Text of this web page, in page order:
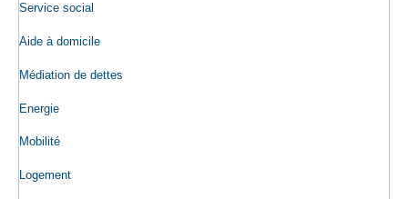
Service social
Aide à domicile
Médiation de dettes
Energie
Mobilité
Logement